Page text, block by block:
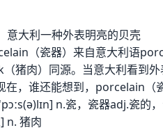
意大利一种外表明亮的贝壳
（瓷器）来自意大利语
猪肉）同源。当意大利看到
在，谁还能想到，porcelain（
n.瓷，瓷器adj.瓷的
n. 猪肉